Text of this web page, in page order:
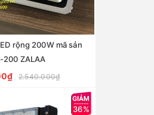
rộng 200W mã sản
200 ZALAA
2.540.000₫
36%